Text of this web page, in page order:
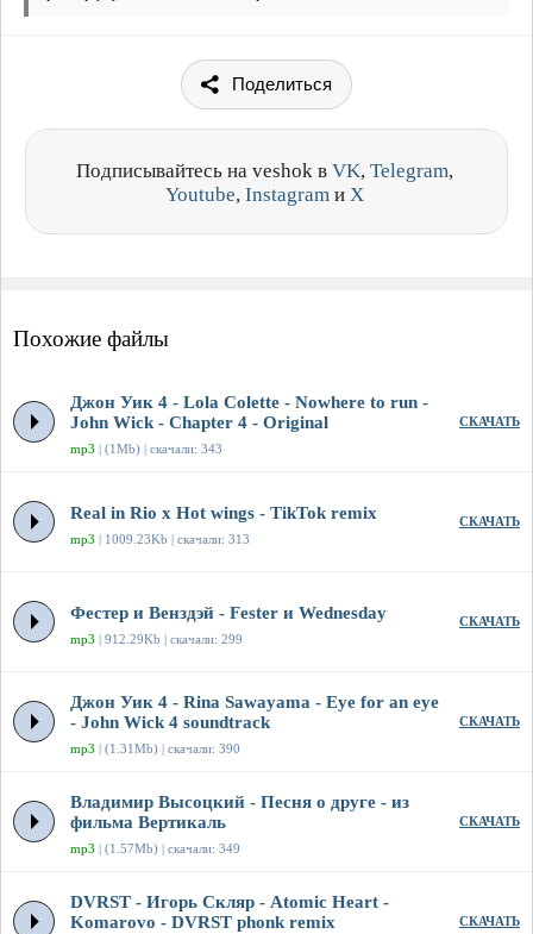
Поделиться
Подписывайтесь на veshok в VK, Telegram,
Youtube, Instagram и X
Похожие файлы
Джон Уик 4 - Lola Colette - Nowhere to run -
John Wick - Chapter 4 - Original
mp3 | (1Mb) | скачали: 343
СКАЧАТЬ
Real in Rio x Hot wings - TikTok remix
mp3 | 1009.23Kb | скачали: 313
СКАЧАТЬ
Фестер и Венздэй - Fester и Wednesday
mp3 | 912.29Kb | скачали: 299
СКАЧАТЬ
Джон Уик 4 - Rina Sawayama - Eye for an eye
- John Wick 4 soundtrack
mp3 | (1.31Mb) | скачали: 390
СКАЧАТЬ
Владимир Высоцкий - Песня о друге - из
фильма Вертикаль
mp3 | (1.57Mb) | скачали: 349
СКАЧАТЬ
DVRST - Игорь Скляр - Atomic Heart -
Komarovo - DVRST phonk remix
СКАЧАТЬ